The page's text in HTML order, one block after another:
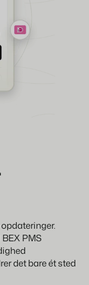
PMS
det bare ét sted